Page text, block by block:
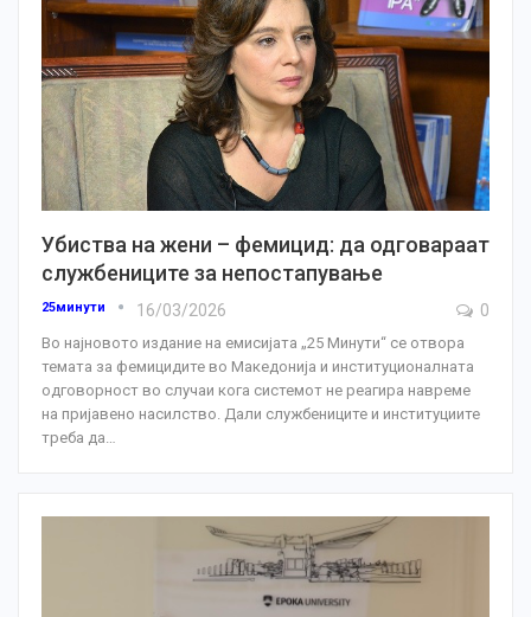
Убиства на жени – фемицид: да одговараат
службениците за непостапување
25минути 16/03/2026 0
Во најновото издание на емисијата „25 Минути“ се отвора
темата за фемицидите во Македонија и институционалната
одговорност во случаи кога системот не реагира навреме
на пријавено насилство. Дали службениците и институциите
треба да